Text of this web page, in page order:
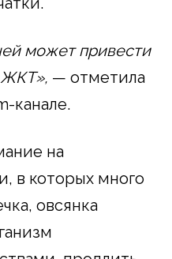
может привести
— отметила
канале.
на
в которых много
овсянка